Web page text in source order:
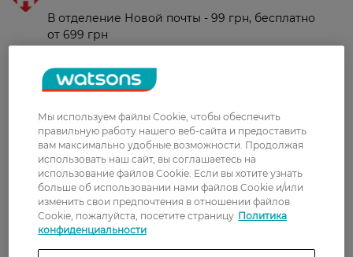
В отделение Новой почты - 99 грн, бесплатно
от 699 грн
Стоимость доставки – 79 грн, бесплатная
Забрать сегодня в магазине Watsons
Стоимость доставки – 0 грн
Показать больше
Оплата
Оплата картой
Мы используем файлы Cookie, чтобы обеспечить
правильную работу нашего веб-сайта и предоставить
вам максимально удобные возможности. Продолжая
использовать наш сайт, вы соглашаетесь на
использование файлов Cookie. Если вы хотите узнать
больше об использовании нами файлов Cookie и/или
изменить свои предпочтения в отношении файлов
Cookie, пожалуйста, посетите страницу Политика
конфиденциальности